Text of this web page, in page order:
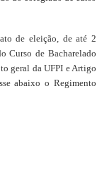
de eleição, de até 2
Curso de Bacharelado
geral da UFPI e Artigo
abaixo o Regimento